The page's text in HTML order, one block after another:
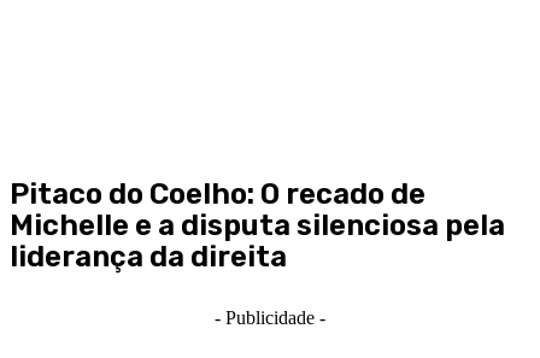
Pitaco do Coelho: O recado de
Michelle e a disputa silenciosa pela
liderança da direita
- Publicidade -